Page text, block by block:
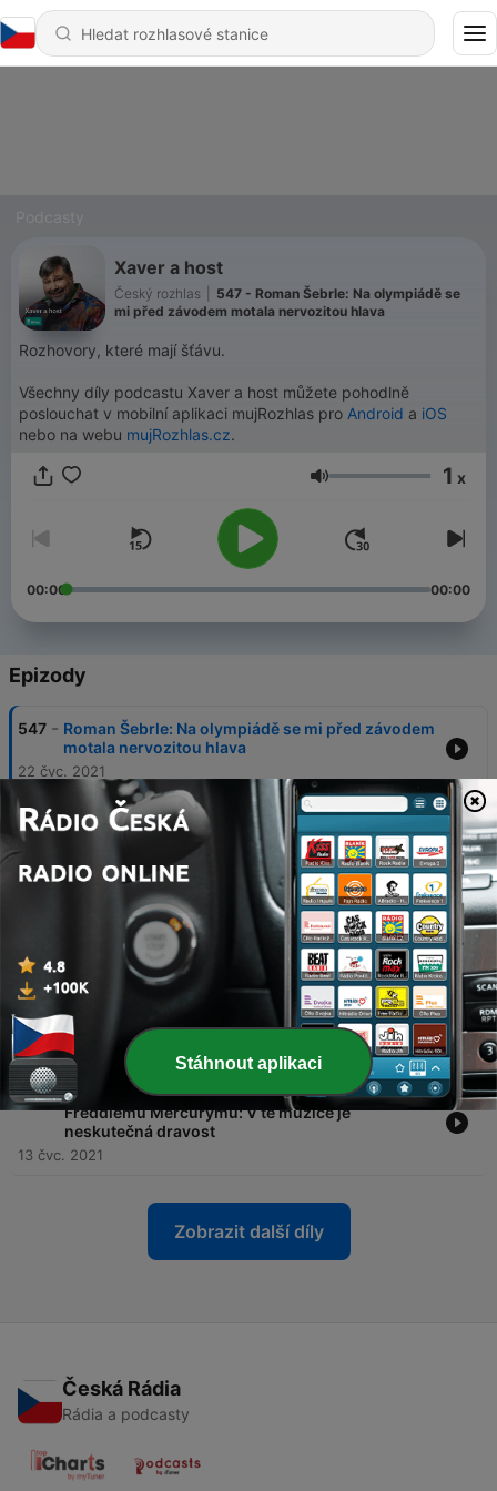
Xaver a host
Český rozhlas
547 - Roman Šebrle: Na olympiádě se
mi před závodem motala nervozitou hlava
Rozhovory, které mají šťávu.
Všechny díly podcastu Xaver a host můžete pohodlně
poslouchat v mobilní aplikaci mujRozhlas pro Android a iOS
nebo na webu mujRozhlas.cz.
Hlasitost 1 x
00:00 00:00
Epizody
547 - Roman Šebrle: Na olympiádě se mi před závodem
motala nervozitou hlava
22 čvc. 2021
546 - Předseda Českého olympijského výboru:
Důležitým členem naší výpravy do Tokia je
poprvé také právník
20 čvc. 2021
Legendární diskař Imrich Bugár: Když mě oslovili
do StarDance, myslel jsem, že si dělají srandu
19 čvc. 2021
Herec Martin Zounar o vaření: Nechal bych to
frajerům, kteří to doopravdy umí
15 čvc. 2021
543 - Michael Kluch vyprodal O2 arenu díky
Freddiemu Mercurymu: V té muzice je
neskutečná dravost
13 čvc. 2021
Zobrazit další díly
Česká Rádia
Rádia a podcasty
Stáhnout aplikaci